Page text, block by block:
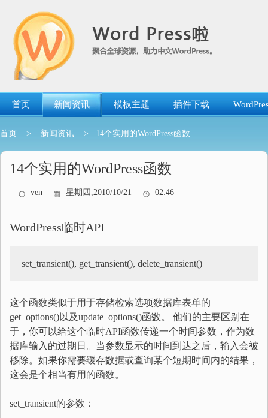
首页 新闻资讯 模板主题 插件下载
首页 > 新闻资讯 > 14个实用的WordPress函数
14个实用的WordPress函数
ven 星期四,2010/10/21 02:46
WordPress临时API
set_transient(), get_transient(), delete_transient()
这个函数类似于用于存储检索选项数据库表单的
get_options()以及update_options()函数。 他们的主要区别在
于，你可以给这个临时API函数传递一个时间参数，作为数
据库输入的过期日。当参数显示的时间到达之后，输入会被
移除。如果你需要缓存数据或查询某个短期时间内的结果，
这会是个相当有用的函数。
set_transient的参数：